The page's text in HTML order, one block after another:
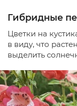
Гибридные
Цветки на
в виду, что
выделить